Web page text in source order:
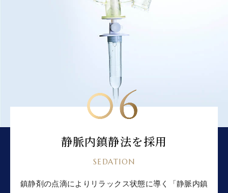
06
静脈内鎮静法を採用
SEDATION
鎮静剤の点滴によりリラックス状態に導く「静脈内鎮